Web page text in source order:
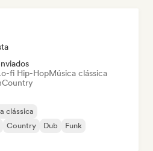
fi Hip-HopMúsica clássica
Country
clássica
Country Dub
Funk